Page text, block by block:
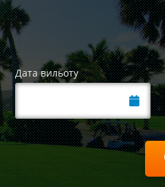
Дата вильоту